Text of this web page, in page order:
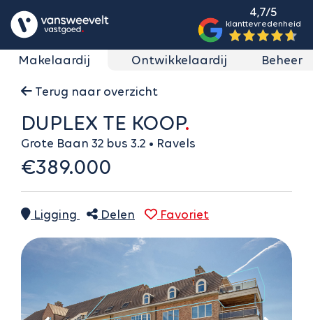
4,7/5
klanttevredenheid
Makelaardij Ontwikkelaardij Beheer
Terug naar overzicht
DUPLEX TE KOOP
Grote Baan 32 bus 3.2 • Ravels
€389.000
Ligging Delen Favoriet